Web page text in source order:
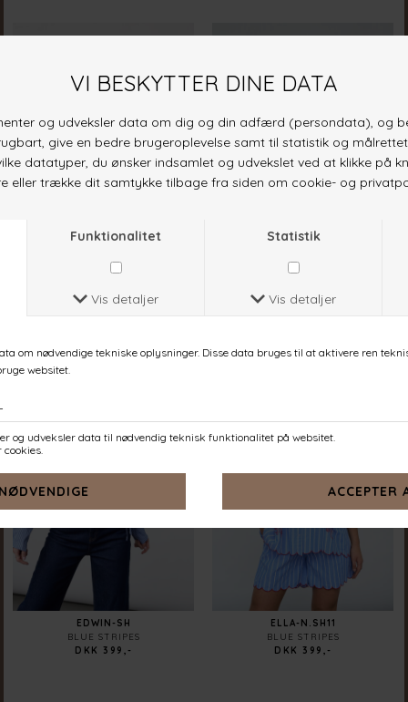
EMBER-SH
ENOLA-SH
EDWIN-SH
BLUE STRIPES
DKK 399,-
ELLA-N.SH11
BLUE STRIPES
DKK 399,-